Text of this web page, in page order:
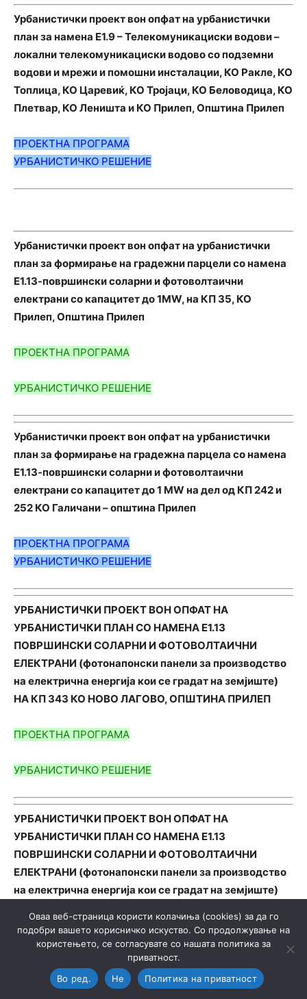
Урбанистички проект вон опфат на урбанистички
план за намена Е1.9 – Телекомуникациски водови –
локални телекомуникациски водово со подземни
водови и мрежи и помошни инсталации, КО Ракле, КО
Топлица, КО Царевиќ, КО Тројаци, КО Беловодица, КО
Плетвар, КО Леништа и КО Прилеп, Општина Прилеп
ПРОЕКТНА ПРОГРАМА
УРБАНИСТИЧКО РЕШЕНИЕ
Урбанистички проект вон опфат на урбанистички
план за формирање на градежни парцели со намена
Е1.13-површински соларни и фотоволтаични
електрани со капацитет до 1MW, на КП 35, КО
Прилеп, Општина Прилеп
ПРОЕКТНА ПРОГРАМА
УРБАНИСТИЧКО РЕШЕНИЕ
Урбанистички проект вон опфат на урбанистички
план за формирање на градежна парцела со намена
Е1.13-површински соларни и фотоволтаични
електрани со капацитет до 1 MW на дел од КП 242 и
252 КО Галичани – општина Прилеп
ПРОЕКТНА ПРОГРАМА
УРБАНИСТИЧКО РЕШЕНИЕ
УРБАНИСТИЧКИ ПРОЕКТ ВОН ОПФАТ НА
УРБАНИСТИЧКИ ПЛАН СО НАМЕНА Е1.13
ПОВРШИНСКИ СОЛАРНИ И ФОТОВОЛТАИЧНИ
ЕЛЕКТРАНИ (фотонапонски панели за производство
на електрична енергија кои се градат на земјиште)
НА КП 343 КО НОВО ЛАГОВО, ОПШТИНА ПРИЛЕП
ПРОЕКТНА ПРОГРАМА
УРБАНИСТИЧКО РЕШЕНИЕ
УРБАНИСТИЧКИ ПРОЕКТ ВОН ОПФАТ НА
УРБАНИСТИЧКИ ПЛАН СО НАМЕНА Е1.13
ПОВРШИНСКИ СОЛАРНИ И ФОТОВОЛТАИЧНИ
ЕЛЕКТРАНИ (фотонапонски панели за производство
на електрична енергија кои се градат на земјиште)
ПРОЕКТНА ПРОГРАМА
УРБАНИНСТИЧКО РЕШЕНИЕ
Оваа веб-страница користи колачиња (cookies) за да го
подобри вашето корисничко искуство. Со продолжување на
користењето, се согласувате со нашата политика за
приватност.
Во ред.
Не Политика на приватност